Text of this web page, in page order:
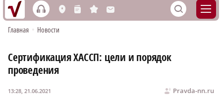
h L n s M S
Главная • Новости
Сертификация ХАССП: цели и порядок
проведения
Pravda-nn.ru
13:28, 21.06.2021